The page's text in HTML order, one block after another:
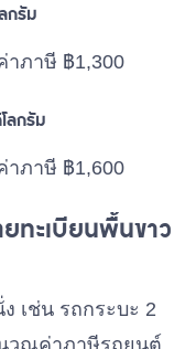
฿3,200
฿3,400
กรัม
าภาษี ฿1,300
ลกรัม
าภาษี ฿1,600
ทะเบียนพื้นขาว
เช่น รถกระบะ 2
วณค่าภาษีรถยนต์